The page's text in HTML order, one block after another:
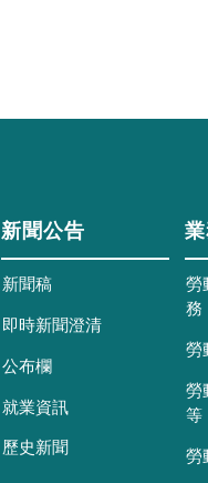
新聞公告
新聞稿
即時新聞澄清
公布欄
就業資訊
歷史新聞
勞
務
勞
勞
等
勞